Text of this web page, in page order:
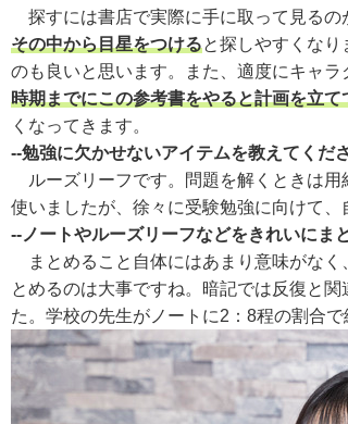
探すには書店で実際に手に取って見るの
その中から目星をつけると探しやすくな
のも良いと思います。また、適度にキャ
時期までにこの参考書をやると計画を立て
くなってきます。
--勉強に欠かせないアイテムを教えてくださ
ルーズリーフです。問題を解くときは用
使いましたが、徐々に受験勉強に向けて
--ノートやルーズリーフなどをきれいにま
まとめること自体にはあまり意味がなく
とめるのは大事ですね。暗記では反復と
た。学校の先生がノートに2：8程の割合